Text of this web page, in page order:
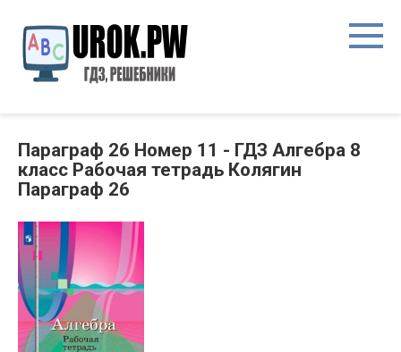
Параграф 26 Номер 11 - ГДЗ Алгебра 8
класс Рабочая тетрадь Колягин
Параграф 26